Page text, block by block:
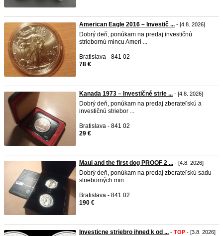
American Eagle 2016 – Investič ... - [4.8. 2026]
Dobrý deň, ponúkam na predaj investičnú
striebornú mincu Ameri ...
Bratislava - 841 02
78 €
Kanada 1973 – Investičné strie ... - [4.8. 2026]
Dobrý deň, ponúkam na predaj zberateľskú a
investičnú striebor ...
Bratislava - 841 02
29 €
Maui and the first dog PROOF 2 ... - [4.8. 2026]
Dobrý deň, ponúkam na predaj zberateľskú sadu
strieborných min ...
Bratislava - 841 02
190 €
Investicne striebro ihned k od ... - TOP - [3.8. 2026]